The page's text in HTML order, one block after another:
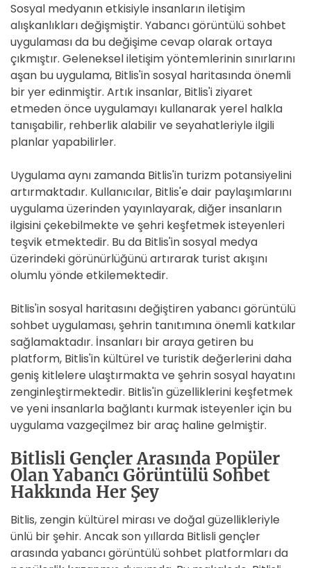
Sosyal medyanın etkisiyle insanların iletişim
alışkanlıkları değişmiştir. Yabancı görüntülü sohbet
uygulaması da bu değişime cevap olarak ortaya
çıkmıştır. Geleneksel iletişim yöntemlerinin sınırlarını
aşan bu uygulama, Bitlis'in sosyal haritasında önemli
bir yer edinmiştir. Artık insanlar, Bitlis'i ziyaret
etmeden önce uygulamayı kullanarak yerel halkla
tanışabilir, rehberlik alabilir ve seyahatleriyle ilgili
planlar yapabilirler.
Uygulama aynı zamanda Bitlis'in turizm potansiyelini
artırmaktadır. Kullanıcılar, Bitlis'e dair paylaşımlarını
uygulama üzerinden yayınlayarak, diğer insanların
ilgisini çekebilmekte ve şehri keşfetmek isteyenleri
teşvik etmektedir. Bu da Bitlis'in sosyal medya
üzerindeki görünürlüğünü artırarak turist akışını
olumlu yönde etkilemektedir.
Bitlis'in sosyal haritasını değiştiren yabancı görüntülü
sohbet uygulaması, şehrin tanıtımına önemli katkılar
sağlamaktadır. İnsanları bir araya getiren bu
platform, Bitlis'in kültürel ve turistik değerlerini daha
geniş kitlelere ulaştırmakta ve şehrin sosyal hayatını
zenginleştirmektedir. Bitlis'in güzelliklerini keşfetmek
ve yeni insanlarla bağlantı kurmak isteyenler için bu
uygulama vazgeçilmez bir araç haline gelmiştir.
Bitlisli Gençler Arasında Popüler
Olan Yabancı Görüntülü Sohbet
Hakkında Her Şey
Bitlis, zengin kültürel mirası ve doğal güzellikleriyle
ünlü bir şehir. Ancak son yıllarda Bitlisli gençler
arasında yabancı görüntülü sohbet platformları da